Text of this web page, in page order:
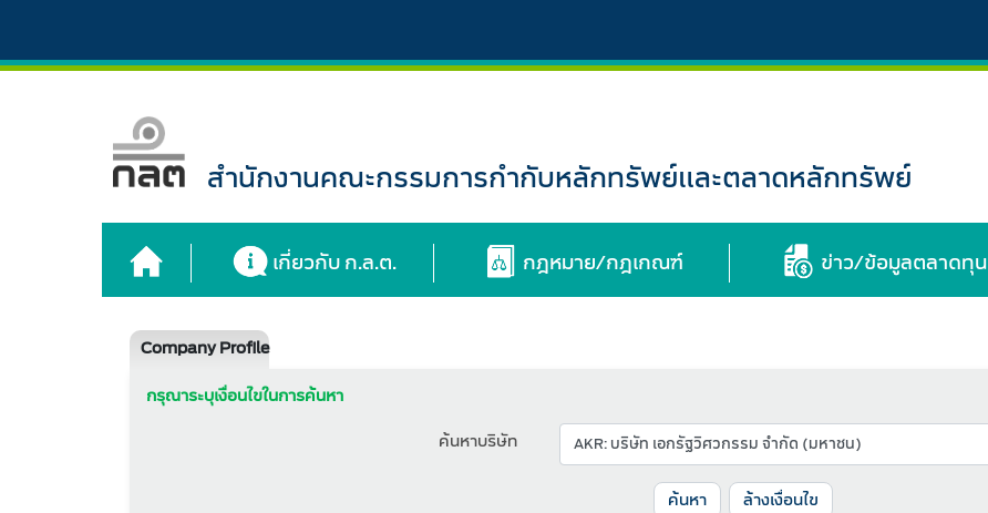
สำนักงานคณะกรรมการกำกับหลักทรัพย์และตลาดหลักทรัพย์
เกี่ยวกับ ก.ล.ต. กฎหมาย/กฎเกณฑ์ ข่าว/ข้อมูลตลาดทุน
Company Profile
กรุณาระบุเงื่อนไขในการค้นหา
ค้นหาบริษัท
ล้างเงื่อนไข